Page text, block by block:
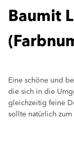
Baumit
Eine schöne und
die sich in die
gleichzeitig feine
sollte natürlich